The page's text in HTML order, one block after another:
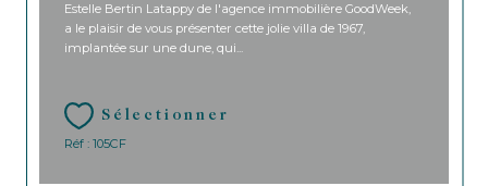
Estelle Bertin Latappy de l'agence immobilière GoodWeek,
a le plaisir de vous présenter cette jolie villa de 1967,
implantée sur une dune, qui...
Sélectionner
Réf : 105CF